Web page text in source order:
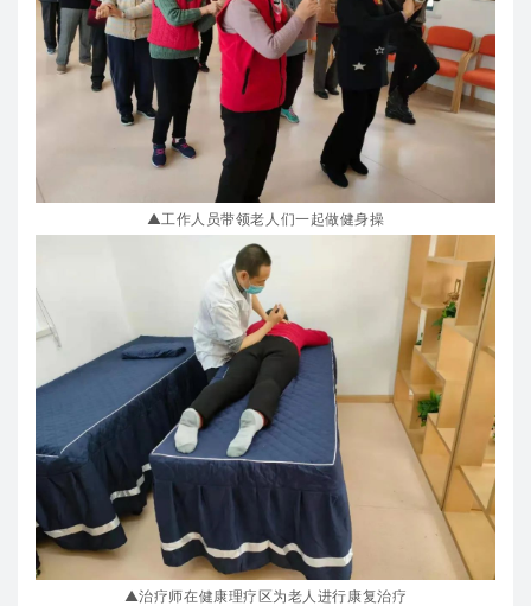
▲工作人员带领老人们一起做健身操
▲治疗师在健康理疗区为老人进行康复治疗